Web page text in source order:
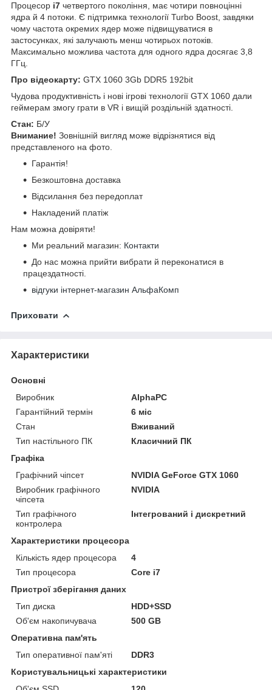
Процесор i7 четвертого покоління, має чотири повноцінні
ядра й 4 потоки. Є підтримка технології Turbo Boost, завдяки
чому частота окремих ядер може підвищуватися в
застосунках, які залучають менш чотирьох потоків.
Максимально можлива частота для одного ядра досягає 3,8
ГГц.
Про відеокарту: GTX 1060 3Gb DDR5 192bit
Чудова продуктивність і нові ігрові технології GTX 1060 дали
геймерам змогу грати в VR і вищій роздільній здатності.
Стан: Б/У
Внимание! Зовнішній вигляд може відрізнятися від
представленого на фото.
Гарантія!
Безкоштовна доставка
Відсилання без передоплат
Накладений платіж
Нам можна довіряти!
Ми реальний магазин: Контакти
До нас можна прийти вибрати й переконатися в
працездатності.
відгуки інтернет-магазин АльфаКомп
Приховати
Характеристики
Основні
Виробник
AlphaPC
Гарантійний термін
6 міс
Стан
Вживаний
Тип настільного ПК
Класичний ПК
Графіка
Графічний чіпсет
NVIDIA GeForce GTX 1060
Виробник графічного
чіпсета
NVIDIA
Тип графічного
контролера
Інтегрований і дискретний
Характеристики процесора
Кількість ядер процесора
4
Тип процесора
Core i7
Пристрої зберігання даних
Тип диска
HDD+SSD
Об'єм накопичувача
500 GB
Оперативна пам'ять
Тип оперативної пам'яті
DDR3
Користувальницькі характеристики